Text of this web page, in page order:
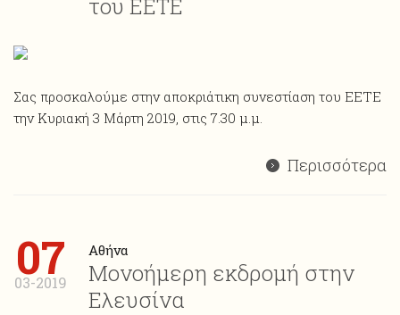
του ΕΕΤΕ
Σας προσκαλούμε στην αποκριάτικη συνεστίαση του ΕΕΤΕ
την Κυριακή 3 Μάρτη 2019, στις 7.30 μ.μ.
Περισσότερα
07
03-2019
Αθήνα
Μονοήμερη εκδρομή στην
Ελευσίνα